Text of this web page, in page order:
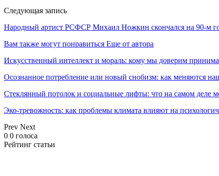
Следующая запись
Народный артист РСФСР Михаил Ножкин скончался на 90-м
Вам также могут понравиться Еще от автора
Искусственный интеллект и мораль: кому мы доверим
Осознанное потребление или новый снобизм: как меняются
Стеклянный потолок и социальные лифты: что на самом деле
Эко-тревожность: как проблемы климата влияют на
Prev Next
0 0 голоса
Рейтинг статьи